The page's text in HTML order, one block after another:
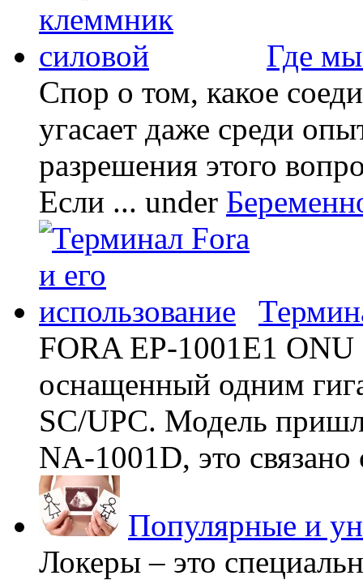
Где
Спор о том, какое
угасает даже среди
разрешения этого
Если ... under
FORA EP-1001E1 ONU
оснащенный одним
SC/UPC. Модель
NA-1001D, это связано
Популярные и
Локеры – это